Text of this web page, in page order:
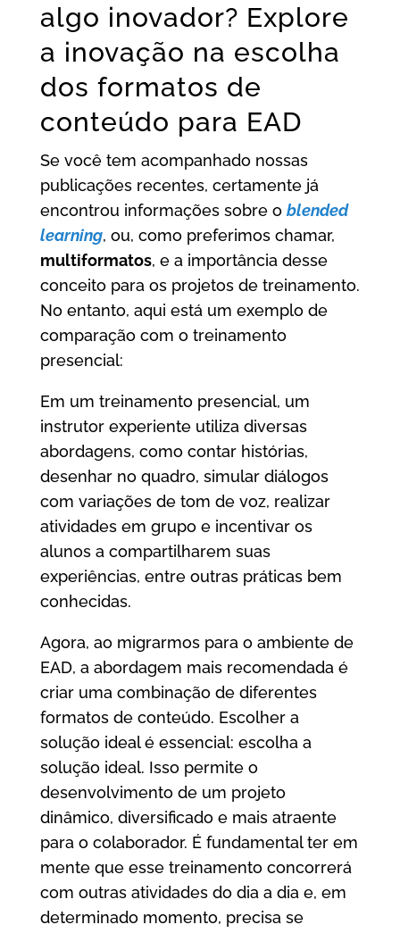
algo inovador? Explore
a inovação na escolha
dos formatos de
conteúdo para EAD
Se você tem acompanhado nossas
publicações recentes, certamente já
encontrou informações sobre o blended
learning, ou, como preferimos chamar,
multiformatos, e a importância desse
conceito para os projetos de treinamento.
No entanto, aqui está um exemplo de
comparação com o treinamento
presencial:
Em um treinamento presencial, um
instrutor experiente utiliza diversas
abordagens, como contar histórias,
desenhar no quadro, simular diálogos
com variações de tom de voz, realizar
atividades em grupo e incentivar os
alunos a compartilharem suas
experiências, entre outras práticas bem
conhecidas.
Agora, ao migrarmos para o ambiente de
EAD, a abordagem mais recomendada é
criar uma combinação de diferentes
formatos de conteúdo. Escolher a
solução ideal é essencial: escolha a
solução ideal. Isso permite o
desenvolvimento de um projeto
dinâmico, diversificado e mais atraente
para o colaborador. É fundamental ter em
mente que esse treinamento concorrerá
com outras atividades do dia a dia e, em
determinado momento, precisa se